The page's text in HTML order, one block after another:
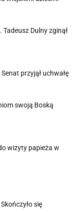
Tadeusz Dulny zginął
przyjął uchwałę
swoją Boską
wizyty papieża w
się